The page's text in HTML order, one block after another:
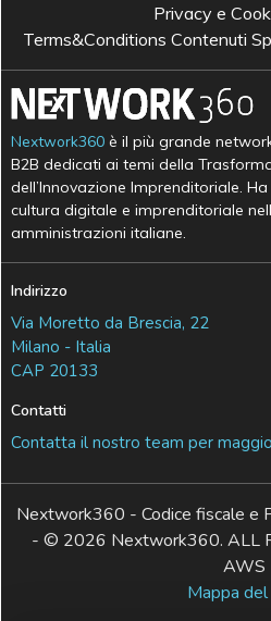
Privacy e
Terms&Conditions Contenuti
Nextwork360 è il più grande
B2B dedicati ai temi della
dell’Innovazione Imprenditoriale.
cultura digitale e imprenditoriale
amministrazioni italiane.
Indirizzo
Via Moretto da Brescia, 22
Milano - Italia
CAP 20133
Contatti
Contatta il nostro team per
Nextwork360 - Codice fiscale
- © 2026 Nextwork360. ALL
AWS
Mappa